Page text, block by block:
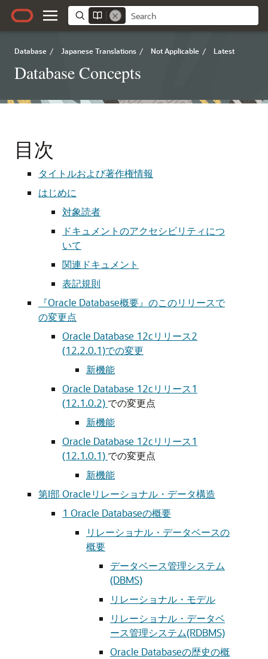
Database / Japanese Translations / Not Applicable / Latest
Database Concepts
目次
タイトルおよび著作権情報
はじめに
対象読者
ドキュメントのアクセシビリティにつ
いて
関連ドキュメント
表記規則
『Oracle Database概要』のこのリリースで
の変更点
Oracle Database 12cリリース2
(12.2.0.1)での変更
新機能
Oracle Database 12cリリース1
(12.1.0.2) での変更点
新機能
Oracle Database 12cリリース1
(12.1.0.1) での変更点
新機能
第I部 Oracleリレーショナル・データ構造
1 Oracle Databaseの概要
リレーショナル・データベースの
概要
データベース管理システム
(DBMS)
リレーショナル・モデル
リレーショナル・データベ
ース管理システム(RDBMS)
Oracle Databaseの歴史の概